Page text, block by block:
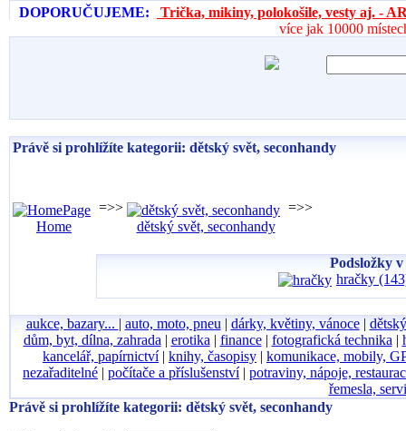
DOPORUČUJEME:
Trička, mikiny, polokošile, vesty aj. -
více jak 10000
Právě si prohlížíte kategorii: dětský svět, seconhandy
Home
=>>
dětský svět, seconhandy
=>>
Podsložky
hračky
aukce, bazary... | auto, moto, pneu | dárky, květiny, vánoce|
dům, byt, dílna, zahrada | erotika | finance| fotografická technika |
kancelář, papírnictví| knihy, časopisy | komunikace, mobily,
nezařaditelné | počítače a příslušenství| potraviny, nápoje,
řemesla,
Právě si prohlížíte kategorii: dětský svět, seconhandy